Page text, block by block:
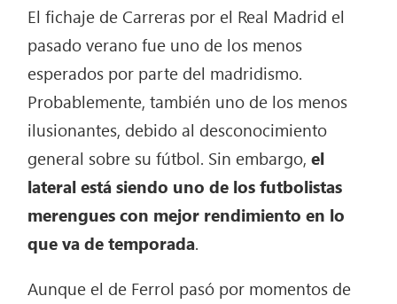
El fichaje de Carreras por el Real Madrid el
pasado verano fue uno de los menos
esperados por parte del madridismo.
Probablemente, también uno de los menos
ilusionantes, debido al desconocimiento
general sobre su fútbol. Sin embargo,el
lateral está siendo uno de los futbolistas
merengues con mejor rendimiento en lo
que va de temporada.
Aunque el de Ferrol pasó por momentos de